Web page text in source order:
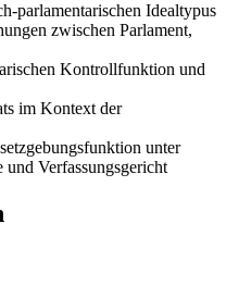
parlamentarischen Idealtypus
zwischen Parlament,
Kontrollfunktion und
im Kontext der
unter
Verfassungsgericht